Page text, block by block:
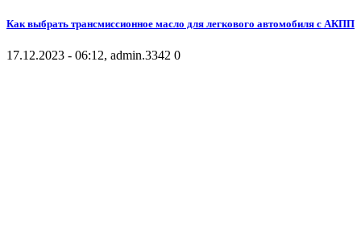
Как выбрать трансмиссионное масло для легкового автомобиля с АКПП
17.12.2023 - 06:12, admin.3342 0